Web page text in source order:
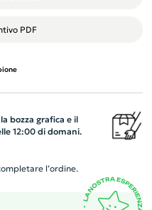
PDF
bozza grafica e il
12:00 di domani.
l’ordine.